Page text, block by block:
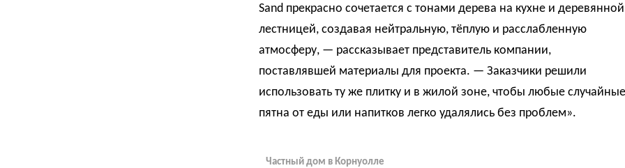
Sand прекрасно сочетается с тонами дерева на кухне и деревянной
лестницей, создавая нейтральную, тёплую и расслабленную
атмосферу, — рассказывает представитель компании,
поставлявшей материалы для проекта. — Заказчики решили
использовать ту же плитку и в жилой зоне, чтобы любые случайные
пятна от еды или напитков легко удалялись без проблем».
Частный дом в Корнуолле